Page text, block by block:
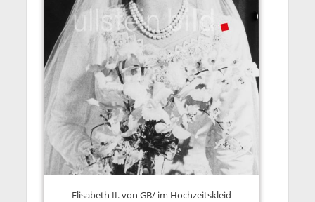
Elisabeth II. von GB/ im Hochzeitskleid